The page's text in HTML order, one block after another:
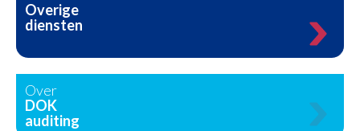
Overige
diensten
Over
DOK
auditing